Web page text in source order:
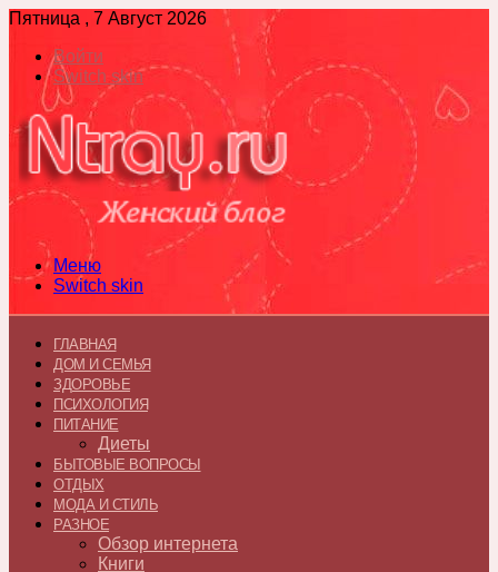
Пятница , 7 Август 2026
Войти
Switch skin
Меню
Switch skin
ГЛАВНАЯ
ДОМ И СЕМЬЯ
ЗДОРОВЬЕ
ПСИХОЛОГИЯ
ПИТАНИЕ
Диеты
БЫТОВЫЕ ВОПРОСЫ
ОТДЫХ
МОДА И СТИЛЬ
РАЗНОЕ
Обзор интернета
Книги